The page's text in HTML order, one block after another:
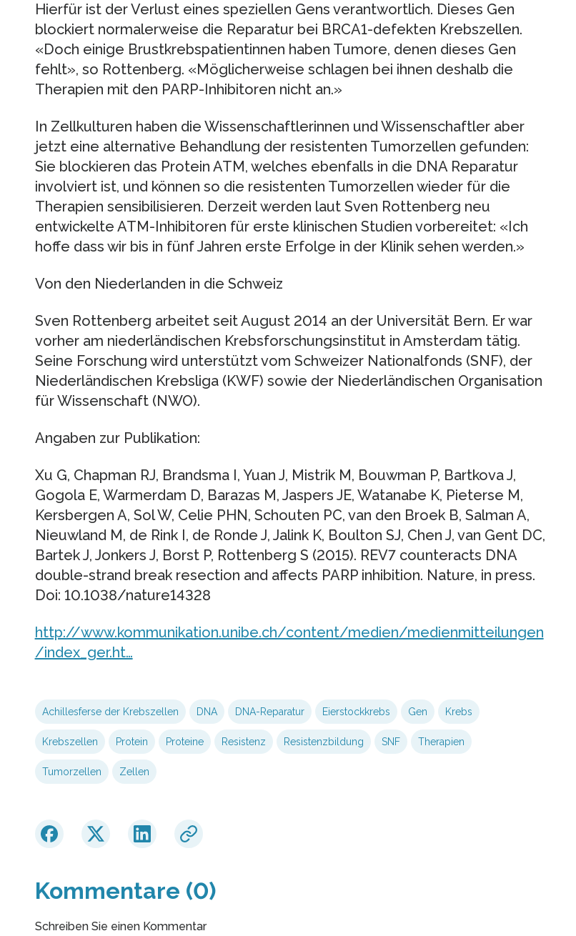
Hierfür ist der Verlust eines speziellen Gens verantwortlich. Dieses Gen
blockiert normalerweise die Reparatur bei BRCA1-defekten Krebszellen.
«Doch einige Brustkrebspatientinnen haben Tumore, denen dieses Gen
fehlt», so Rottenberg. «Möglicherweise schlagen bei ihnen deshalb die
Therapien mit den PARP-Inhibitoren nicht an.»
In Zellkulturen haben die Wissenschaftlerinnen und Wissenschaftler aber
jetzt eine alternative Behandlung der resistenten Tumorzellen gefunden:
Sie blockieren das Protein ATM, welches ebenfalls in die DNA Reparatur
involviert ist, und können so die resistenten Tumorzellen wieder für die
Therapien sensibilisieren. Derzeit werden laut Sven Rottenberg neu
entwickelte ATM-Inhibitoren für erste klinischen Studien vorbereitet: «Ich
hoffe dass wir bis in fünf Jahren erste Erfolge in der Klinik sehen werden.»
Von den Niederlanden in die Schweiz
Sven Rottenberg arbeitet seit August 2014 an der Universität Bern. Er war
vorher am niederländischen Krebsforschungsinstitut in Amsterdam tätig.
Seine Forschung wird unterstützt vom Schweizer Nationalfonds (SNF), der
Niederländischen Krebsliga (KWF) sowie der Niederländischen Organisation
für Wissenschaft (NWO).
Angaben zur Publikation:
Xu G, Chapman RJ, Brandsma I, Yuan J, Mistrik M, Bouwman P, Bartkova J,
Gogola E, Warmerdam D, Barazas M, Jaspers JE, Watanabe K, Pieterse M,
Kersbergen A, Sol W, Celie PHN, Schouten PC, van den Broek B, Salman A,
Nieuwland M, de Rink I, de Ronde J, Jalink K, Boulton SJ, Chen J, van Gent DC,
Bartek J, Jonkers J, Borst P, Rottenberg S (2015). REV7 counteracts DNA
double-strand break resection and affects PARP inhibition. Nature, in press.
Doi: 10.1038/nature14328
http://www.kommunikation.unibe.ch/content/medien/medienmitteilungen
/index_ger.ht…
Achillesferse der Krebszellen DNA DNA-Reparatur Eierstockkrebs Gen Krebs
Krebszellen Protein Proteine Resistenz Resistenzbildung SNF Therapien
Tumorzellen Zellen
Kommentare (0)
Schreiben Sie einen Kommentar